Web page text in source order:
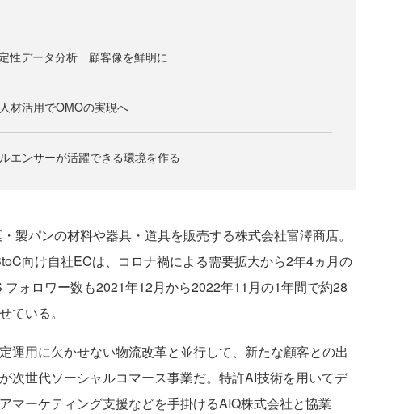
性データ分析 顧客像を鮮明に
材活用でOMOの実現へ
エンサーが活躍できる環境を作る
製パンの材料や器具・道具を販売する株式会社富澤商店。
向け自社ECは、コロナ禍による需要拡大から2年4ヵ月の
ォロワー数も2021年12月から2022年11月の1年間で約28
ている。
運用に欠かせない物流改革と並行して、新たな顧客との出
次世代ソーシャルコマース事業だ。特許AI技術を用いてデ
マーケティング支援などを手掛けるAIQ株式会社と協業